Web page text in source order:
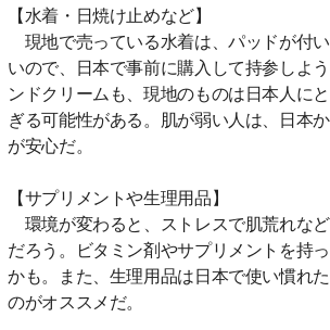
【水着・日焼け止めなど】
現地で売っている水着は、パッドが付
いので、日本で事前に購入して持参しよ
ンドクリームも、現地のものは日本人に
ぎる可能性がある。肌が弱い人は、日本
が安心だ。
【サプリメントや生理用品】
環境が変わると、ストレスで肌荒れな
だろう。ビタミン剤やサプリメントを持
かも。また、生理用品は日本で使い慣れ
のがオススメだ。